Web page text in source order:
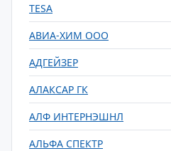
TESA
АВИА-ХИМ ООО
АДГЕЙЗЕР
АЛАКСАР ГК
АЛФ ИНТЕРНЭШНЛ
АЛЬФА СПЕКТР